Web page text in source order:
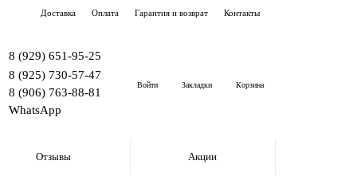
Доставка Оплата Гарантия и возврат Контакты
8 (929) 651-95-25
8 (925) 730-57-47
8 (906) 763-88-81
WhatsApp
Войти Закладки Корзина
Отзывы Акции